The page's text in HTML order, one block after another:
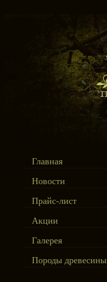
Главная
Новости
Прайс-лист
Акции
Галерея
Породы древесины